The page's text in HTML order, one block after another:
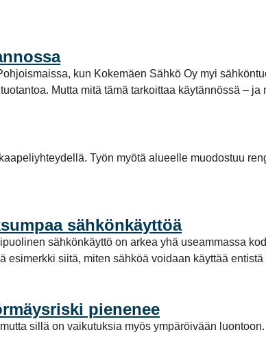
kun Kokemäen Sähkö Oy myi
Mutta mitä tämä tarkoittaa käytännössä –
Työn myötä alueelle muodostuu
sähkönkäyttöä
sähkönkäyttö on arkea yhä useammassa
siitä, miten sähköä voidaan käyttää
pienenee
sillä on vaikutuksia myös ympäröivään luontoon.